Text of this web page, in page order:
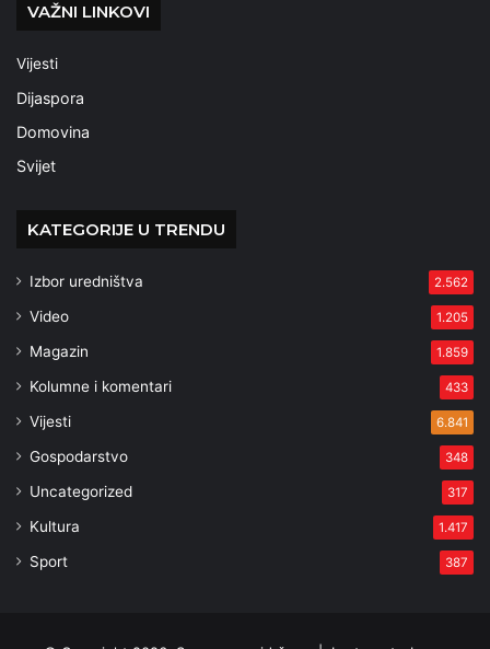
VAŽNI LINKOVI
Vijesti
Dijaspora
Domovina
Svijet
KATEGORIJE U TRENDU
Izbor uredništva 2.562
Video 1.205
Magazin 1.859
Kolumne i komentari 433
Vijesti 6.841
Gospodarstvo 348
Uncategorized 317
Kultura 1.417
Sport 387